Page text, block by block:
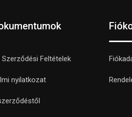
Feltételek
nyilatkozat